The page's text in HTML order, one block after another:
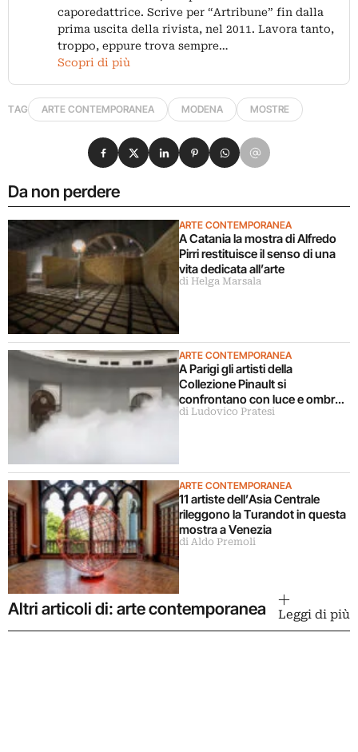
caporedattrice. Scrive per “Artribune” fin dalla
prima uscita della rivista, nel 2011. Lavora tanto,
troppo, eppure trova sempre…
Scopri di più
TAG ARTE CONTEMPORANEA MODENA MOSTRE
Da non perdere
ARTE CONTEMPORANEA
A Catania la mostra di Alfredo
Pirri restituisce il senso di una
vita dedicata all’arte
di Helga Marsala
ARTE CONTEMPORANEA
A Parigi gli artisti della
Collezione Pinault si
confrontano con luce e ombra
in una grande mostra
di Ludovico Pratesi
ARTE CONTEMPORANEA
11 artiste dell’Asia Centrale
rileggono la Turandot in questa
mostra a Venezia
di Aldo Premoli
Condividi su Facebook
Condividi su X
Condividi su LinkedIn
Condividi su Pinterest
Condividi su WhatsApp
Condividi su Email
Altri articoli di: arte contemporanea Leggi di più